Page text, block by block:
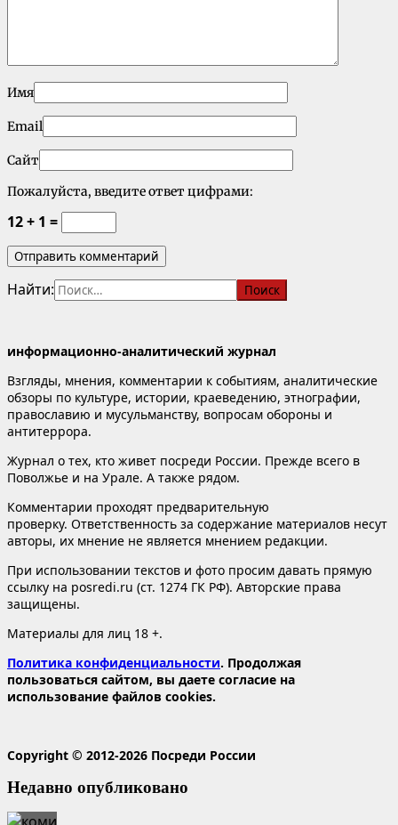
Имя
Email
Сайт
Пожалуйста, введите ответ цифрами:
12 + 1 =
Найти:
информационно-аналитический журнал
Взгляды, мнения, комментарии к событиям, аналитические
обзоры по культуре, истории, краеведению, этнографии,
православию и мусульманству, вопросам обороны и
антитеррора.
Журнал о тех, кто живет посреди России. Прежде всего в
Поволжье и на Урале. А также рядом.
Комментарии проходят предварительную
проверку. Ответственность за содержание материалов несут
авторы, их мнение не является мнением редакции.
При использовании текстов и фото просим давать прямую
ссылку на posredi.ru (ст. 1274 ГК РФ). Авторские права
защищены.
Материалы для лиц 18 +.
Политика конфиденциальности. Продолжая
пользоваться сайтом, вы даете согласие на
использование файлов cookies.
Copyright © 2012-2026 Посреди России
Недавно опубликовано